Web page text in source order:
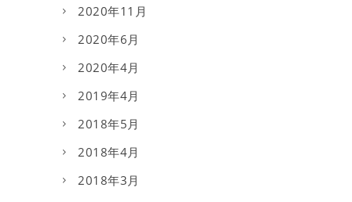
2020年11月
2020年6月
2020年4月
2019年4月
2018年5月
2018年4月
2018年3月